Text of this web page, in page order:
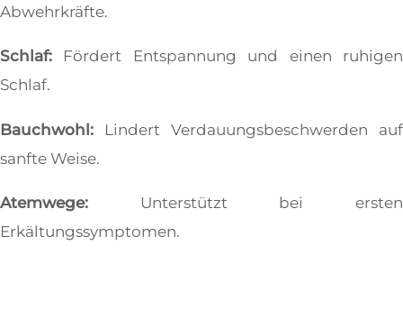
Abwehrkräfte.
Schlaf: Fördert Entspannung und einen ruhigen
Schlaf.
Bauchwohl: Lindert Verdauungsbeschwerden auf
sanfte Weise.
Atemwege: Unterstützt bei ersten
Erkältungssymptomen.